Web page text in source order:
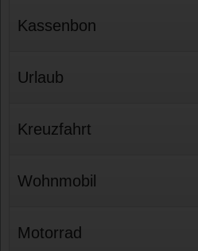
Kassenbon
Urlaub
Kreuzfahrt
Wohnmobil
Motorrad